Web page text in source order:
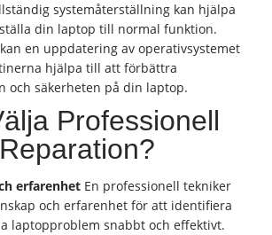
systemåterställning kan hjälpa
din laptop till normal funktion.
en uppdatering av operativsystemet
hjälpa till att förbättra
och säkerheten på din laptop.
Professionell
erfarenhet En professionell tekniker
och erfarenhet för att identifiera
laptopproblem snabbt och effektivt.